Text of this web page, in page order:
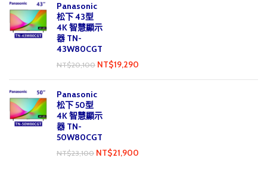
Panasonic
松下 43型
4K 智慧顯示
器 TN-
43W80CGT
NT$20,100 NT$19,290
Panasonic
松下 50型
4K 智慧顯示
器 TN-
50W80CGT
NT$23,100 NT$21,900